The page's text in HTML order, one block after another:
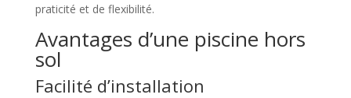
praticité et de flexibilité.
Avantages d’une piscine hors
sol
Facilité d’installation